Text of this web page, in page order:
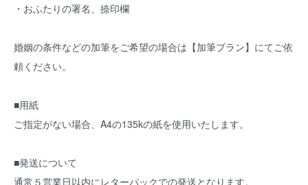
・おふたりの署名、捺印欄
婚姻の条件などの加筆をご希望の場合は【加筆プラン】にてご依
頼ください。
■用紙
ご指定がない場合、A4の135kの紙を使用いたします。
■発送について
通常５営業日以内にレターパックでの発送となります。